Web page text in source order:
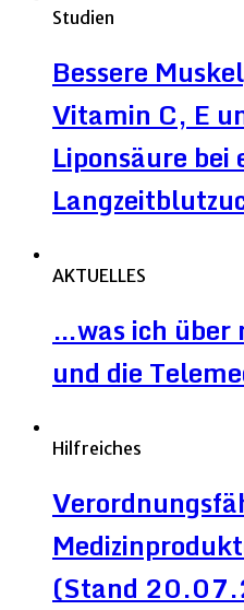
Studien
Bessere
Vitamin C, E
Liponsäure bei
AKTUELLES
…was ich über
und die
Hilfreiches
(Stand